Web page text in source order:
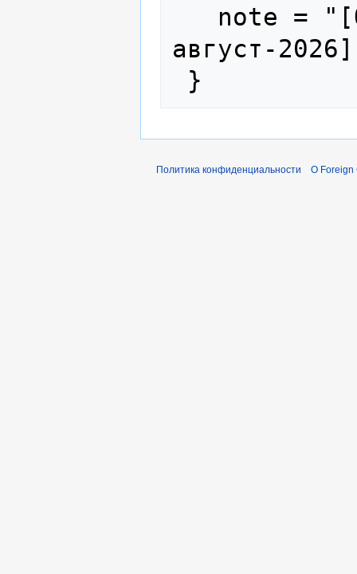
август-
Политика конфиденциальности О Foreign